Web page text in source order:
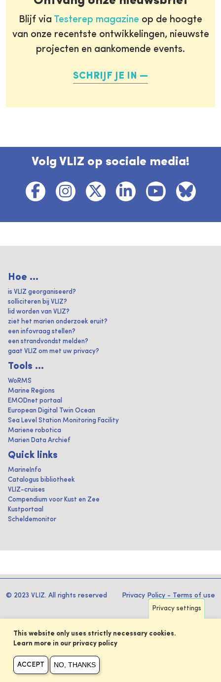
Blijf via Testerep magazine op de hoogte
van onze recentste ontwikkelingen, nieuwste
projecten en aankomende events.
SCHRIJF JE IN
Volg VLIZ op sociale media!
Hoe ...
is VLIZ georganiseerd?
solliciteren bij VLIZ?
lid worden van VLIZ?
ziet het marien onderzoek eruit?
een infovraag stellen?
een strandvondst melden?
gaat VLIZ om met uw privacy?
Tools ...
WoRMS
Marine Regions
EMODnet portaal
European Digital Twin Ocean
Sea Level Station Monitoring Facility
Mariene robotica
Marien Data Archief
Quick links
MarineInfo
Catalogus bibliotheek
VLIZ-cruises
Compendium voor Kust en Zee
Kustportaal
Scheldemonitor
© 2023 VLIZ. All rights reserved Privacy Policy - Terms of use
Privacy settings
This website only uses strictly necessary cookies.
Learn more in our privacy policy
ACCEPT NO, THANKS